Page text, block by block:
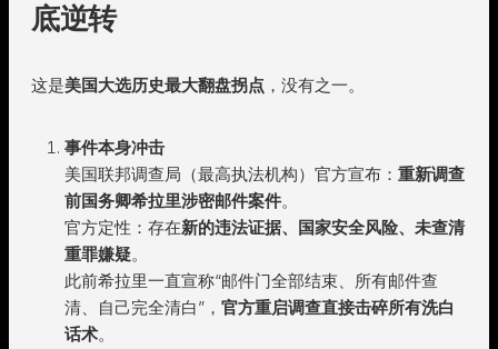
底逆转
这是美国大选历史最大翻盘拐点 ，没有之一。
事件本身冲击
美国联邦调查局（最高执法机构）官方宣布： 重新调查
前国务卿希拉里涉密邮件案件。
官方定性：存在新的违法证据、国家安全风险、未查清
重罪嫌疑。
此前希拉里一直宣称“邮件门全部结束、所有邮件查
清、自己完全清白”， 官方重启调查直接击碎所有洗白
话术。